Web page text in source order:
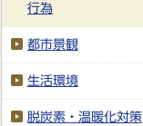
行為
都市景観
生活環境
脱炭素・温暖化対策